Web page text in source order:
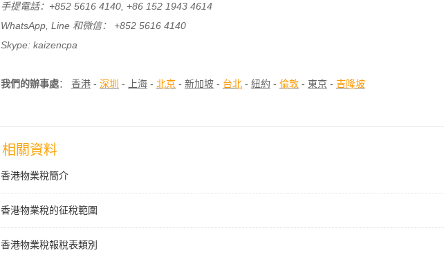
手提電話：+852 5616 4140, +86 152 1943 4614
WhatsApp, Line 和微信： +852 5616 4140
Skype: kaizencpa
我們的辦事處： 香港 - 深圳 - 上海 - 北京 - 新加坡 - 台北 - 紐約 - 倫敦 - 東京 - 吉隆坡
相關資料
香港物業稅簡介
香港物業稅的征稅範圍
香港物業稅報稅表類別